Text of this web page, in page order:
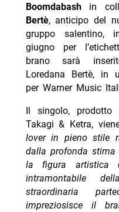
Boomdabashin
Bertè, anticipo del
gruppo
giugno per
brano sarà
Loredana Bertè, in
per Warner Music
Il singolo, prodotto
Takagi & Ketra,
lover in pieno stile
dalla profonda stima
la figura artistica
intramontabile
straordinaria
impreziosisce il